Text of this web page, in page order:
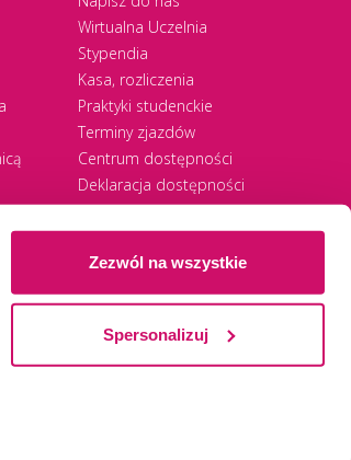
Zezwól na wszystkie
Spersonalizuj
Wirtualna Uczelnia
Stypendia
Kasa, rozliczenia
Praktyki studenckie
Terminy zjazdów
Centrum dostępności
Deklaracja dostępności
RODO
Ⓒ 2026 Akademia WSBWSB University